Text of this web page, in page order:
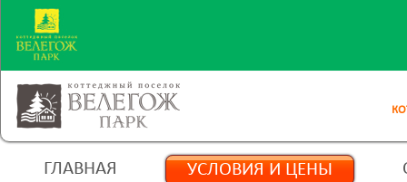
ГЛАВНАЯ УСЛОВИЯ И ЦЕНЫ